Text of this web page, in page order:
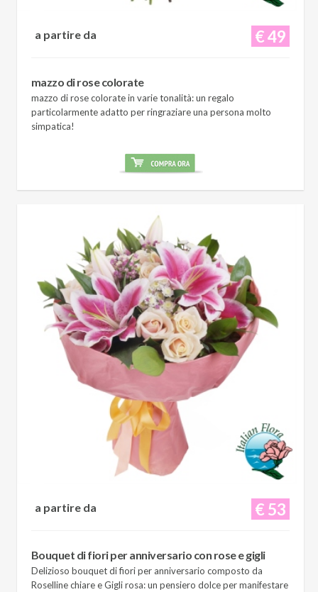
€ 49
a partire da
mazzo di rose colorate
mazzo di rose colorate in varie tonalità: un regalo
particolarmente adatto per ringraziare una persona molto
simpatica!
€ 53
a partire da
Bouquet di fiori per anniversario con rose e gigli
Delizioso bouquet di fiori per anniversario composto da
Roselline chiare e Gigli rosa: un pensiero dolce per manifestare